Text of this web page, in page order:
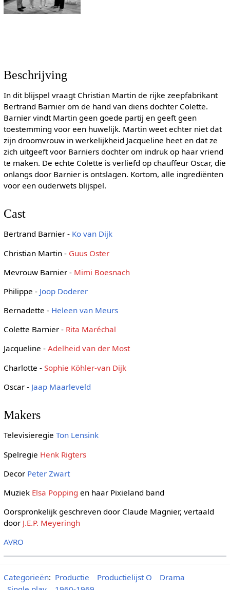
Beschrijving
In dit blijspel vraagt Christian Martin de rijke zeepfabrikant
Bertrand Barnier om de hand van diens dochter Colette.
Barnier vindt Martin geen goede partij en geeft geen
toestemming voor een huwelijk. Martin weet echter niet dat
zijn droomvrouw in werkelijkheid Jacqueline heet en dat ze
zich uitgeeft voor Barniers dochter om indruk op haar vriend
te maken. De echte Colette is verliefd op chauffeur Oscar, die
onlangs door Barnier is ontslagen. Kortom, alle ingrediënten
voor een ouderwets blijspel.
Cast
Bertrand Barnier - Ko van Dijk
Christian Martin - Guus Oster
Mevrouw Barnier - Mimi Boesnach
Philippe - Joop Doderer
Bernadette - Heleen van Meurs
Colette Barnier - Rita Maréchal
Jacqueline - Adelheid van der Most
Charlotte - Sophie Köhler-van Dijk
Oscar - Jaap Maarleveld
Makers
Televisieregie Ton Lensink
Spelregie Henk Rigters
Decor Peter Zwart
Muziek Elsa Popping en haar Pixieland band
Oorspronkelijk geschreven door Claude Magnier, vertaald
door J.E.P. Meyeringh
AVRO
Categorieën: Productie Productielijst O
Drama